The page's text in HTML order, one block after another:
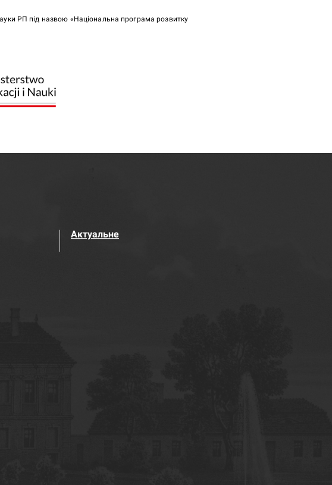
РП під назвою «Національна програма розвитку
Актуальне